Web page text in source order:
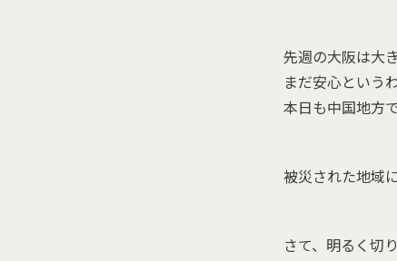
先週の大阪は大
まだ安心という
本日も中国地方
被災された地域
さて、明るく切